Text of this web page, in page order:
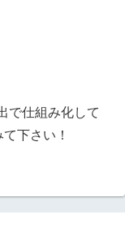
で仕組み化して
下さい！